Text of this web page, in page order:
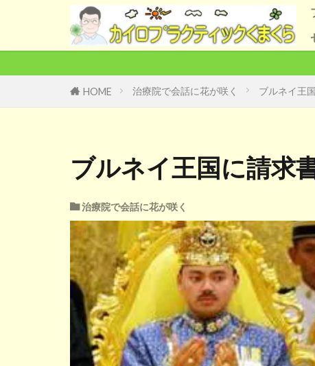
★
HOME 治療院で会話に花が咲く ブルネイ王
ブルネイ王国に請求
治療院で会話に花が咲く